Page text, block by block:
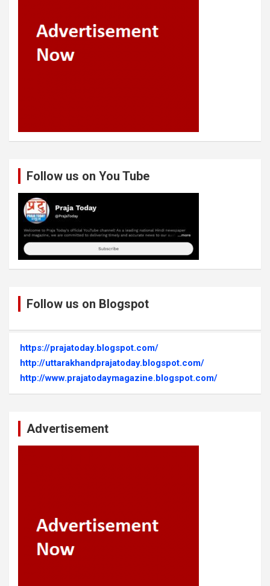
Follow us on You Tube
Follow us on Blogspot
https://prajatoday.blogspot.com/
http://uttarakhandprajatoday.blogspot.com/
http://www.prajatodaymagazine.blogspot.com/
Advertisement